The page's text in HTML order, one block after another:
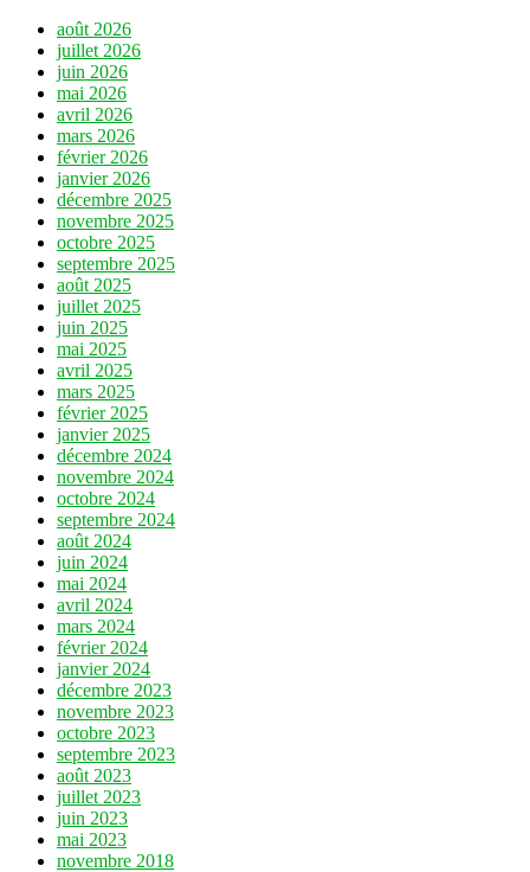
août 2026
juillet 2026
juin 2026
mai 2026
avril 2026
mars 2026
février 2026
janvier 2026
décembre 2025
novembre 2025
octobre 2025
septembre 2025
août 2025
juillet 2025
juin 2025
mai 2025
avril 2025
mars 2025
février 2025
janvier 2025
décembre 2024
novembre 2024
octobre 2024
septembre 2024
août 2024
juin 2024
mai 2024
avril 2024
mars 2024
février 2024
janvier 2024
décembre 2023
novembre 2023
octobre 2023
septembre 2023
août 2023
juillet 2023
juin 2023
mai 2023
novembre 2018